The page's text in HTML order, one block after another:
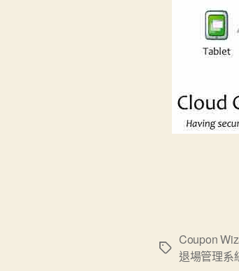
標
Coupon
退場管理系